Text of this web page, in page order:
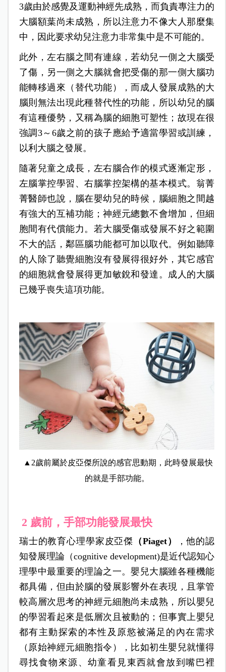
3歲由於感覺及運動神經先成熟，而負責專注力的
大腦額葉尚未成熟，所以注意力不像大人那麼集
中，因此要求幼兒注意力非常集中是不可能的。
此外，左右腦之間有連線，若幼兒一側之大腦受
了傷，另一側之大腦就會把受傷的那一側大腦功
能轉移過來（替代功能），而成人發展成熟的大
腦則無法出現此種替代性的功能，所以幼兒的腦
有這種優勢，又稱為腦的細胞可塑性；故現在很
強調3～6歲之前的孩子應給予適當學習或訓練，
以利大腦之發展。
隨著兒童之成長，左右腦合作的模式逐漸定形，
左腦掌控學習、右腦掌控架構的基本模式。翁菁
菁醫師也說，腦在嬰幼兒的時候，腦細胞之間越
有強大的互補功能；神經元總數不會增加，但細
胞間有代償能力。若大腦受傷或發展不好之範圍
不大的話，鄰區腦功能都可加以取代。例如聽障
的人除了聽覺細胞沒有發展得很好外，其它感官
的細胞就會發展得更加敏銳和發達。成人的大腦
已幾乎喪失這項功能。
▲2歲前屬於皮亞傑所說的感官思動期，此時發展最快
的就是手部功能。
2 歲前，手部功能發展最快
瑞士的教育心理學家皮亞傑 （Piaget）
，他的認
知發展理論（cognitive development)是近代認知心
理學中最重要的理論之一。嬰兒大腦雖各種機能
都具備，但由於腦的發展影響外在表現，且掌管
較高層次思考的神經元細胞尚未成熟，所以嬰兒
的學習看起來是低層次且被動的；但事實上嬰兒
都有主動探索的本性及原慾被滿足的內在需求
（原始神經元細胞指令），比如初生嬰兒就懂得
尋找食物來源、幼童看見東西就會放到嘴巴裡